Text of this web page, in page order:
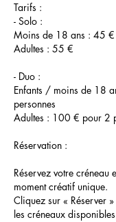
Tarifs :
- Solo :
Moins de 18 ans : 45 €
Adultes : 55 €
- Duo :
Enfants / moins de 18
personnes
Adultes : 100 € pour 2
Réservation :
Réservez votre créneau
moment créatif unique.
Cliquez sur « Réserver
les créneaux